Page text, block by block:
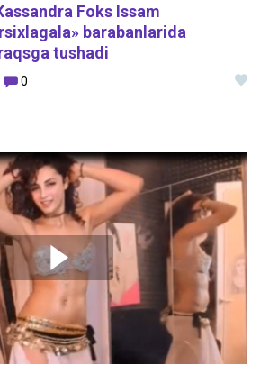
Foks Issam
barabanlarida
tushadi
0